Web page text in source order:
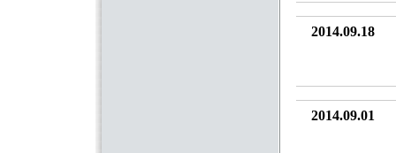
2014.09.18
2014.09.01